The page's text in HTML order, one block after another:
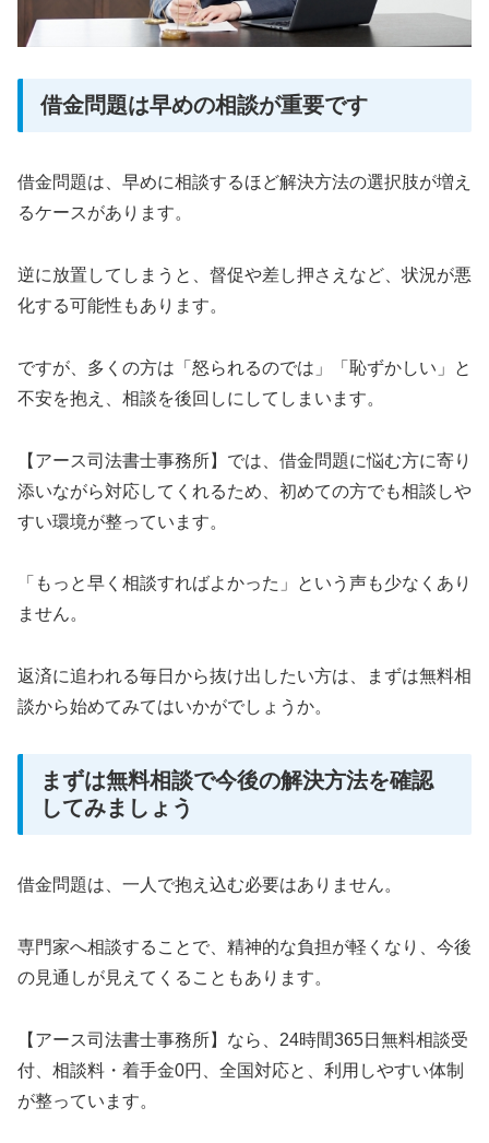
借金問題は早めの相談が重要です
借金問題は、早めに相談するほど解決方法の選択肢が増え
るケースがあります。
逆に放置してしまうと、督促や差し押さえなど、状況が悪
化する可能性もあります。
ですが、多くの方は「怒られるのでは」「恥ずかしい」と
不安を抱え、相談を後回しにしてしまいます。
【アース司法書士事務所】では、借金問題に悩む方に寄り
添いながら対応してくれるため、初めての方でも相談しや
すい環境が整っています。
「もっと早く相談すればよかった」という声も少なくあり
ません。
返済に追われる毎日から抜け出したい方は、まずは無料相
談から始めてみてはいかがでしょうか。
まずは無料相談で今後の解決方法を確認
してみましょう
借金問題は、一人で抱え込む必要はありません。
専門家へ相談することで、精神的な負担が軽くなり、今後
の見通しが見えてくることもあります。
【アース司法書士事務所】なら、24時間365日無料相談受
付、相談料・着手金0円、全国対応と、利用しやすい体制
が整っています。